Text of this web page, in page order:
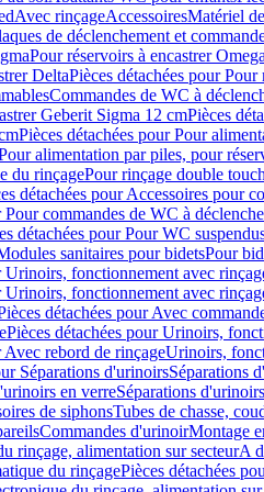
Avec rinçageAccessoiresMatériel
de déclenchement et
Pour réservoirs à encastrer Omega
DeltaPièces détachées pour
Commandes de WC à
Geberit Sigma 12 cmPièces
Pièces détachées pour Pour
alimentation par piles, pour
du rinçagePour rinçage double
détachées pour Accessoires pour
Pour commandes de WC à
détachées pour Pour WC
sanitaires pour bidetsPour
Urinoirs, fonctionnement avec
Urinoirs, fonctionnement avec
détachées pour Avec
Pièces détachées pour Urinoirs,
Avec rebord de rinçageUrinoirs,
Séparations d'urinoirsSéparations
en verreSéparations
de siphonsTubes de chasse,
Commandes d'urinoirMontage
rinçage, alimentation sur secteurA
du rinçagePièces détachées